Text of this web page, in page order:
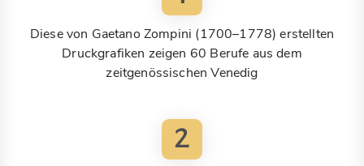
Diese von Gaetano Zompini (1700–1778) erstellten
Druckgrafiken zeigen 60 Berufe aus dem
zeitgenössischen Venedig
2